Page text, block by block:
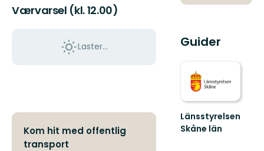
Værvarsel (kl. 12.00)
Laster…
Kom hit med offentlig
transport
Guider
Länsstyrelsen
Skåne län